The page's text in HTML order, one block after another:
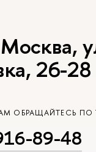
26-28
ОБРАЩАЙТЕСЬ ПО
89-48